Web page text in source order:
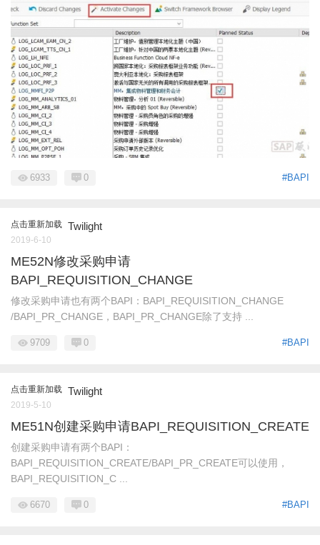
#BAPI
6933 0
点击重新加载 Twilight
2019-6-10
ME52N修改采购申请
BAPI_REQUISITION_CHANGE
修改采购申请也有两个BAPI：BAPI_REQUISITION_CHANGE
/BAPI_PR_CHANGE，BAPI_PR_CHANGE除了支持 ...
#BAPI
9709 0
点击重新加载 Twilight
2019-5-10
ME51N创建采购申请BAPI_REQUISITION_CREATE
创建采购申请有两个BAPI：
BAPI_REQUISITION_CREATE/BAPI_PR_CREATE可以使用，
BAPI_REQUISITION_C ...
#BAPI
6670 0